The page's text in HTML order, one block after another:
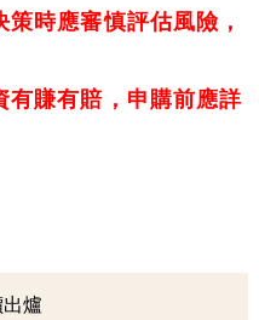
時應審慎評估風險，
有賺有賠，申購前應詳
爐